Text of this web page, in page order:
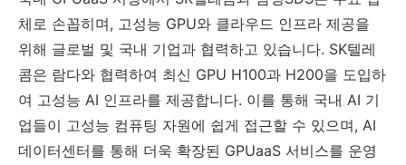
체로 손꼽히며, 고성능 GPU와 클라우드 인프라 제공을
위해 글로벌 및 국내 기업과 협력하고 있습니다. SK텔레
콤은 람다와 협력하여 최신 GPU H100과 H200을 도입하
여 고성능 AI 인프라를 제공합니다. 이를 통해 국내 AI 기
업들이 고성능 컴퓨팅 자원에 쉽게 접근할 수 있으며, AI
데이터센터를 통해 더욱 확장된 GPUaaS 서비스를 운영